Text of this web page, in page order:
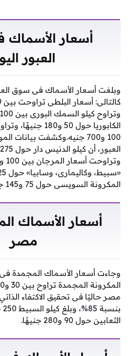
أسعار
العبور
وبلغت أسعار الأسماك فى سوق
الكابوريا حول 50
100 و700 جنيه.وكشفت
المكرونة السويسى حول 75 و145 جنيها.
أسعار الأسماك
مصر
وجاءت أسعار الأسماك المجمدة فى
مصر حاليًا فى تحقيق الاكتفاء
الثعابين حول 90 و280 جنيهًا.